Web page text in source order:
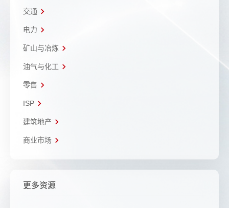
交通
电力
矿山与冶炼
油气与化工
零售
ISP
建筑地产
商业市场
更多资源